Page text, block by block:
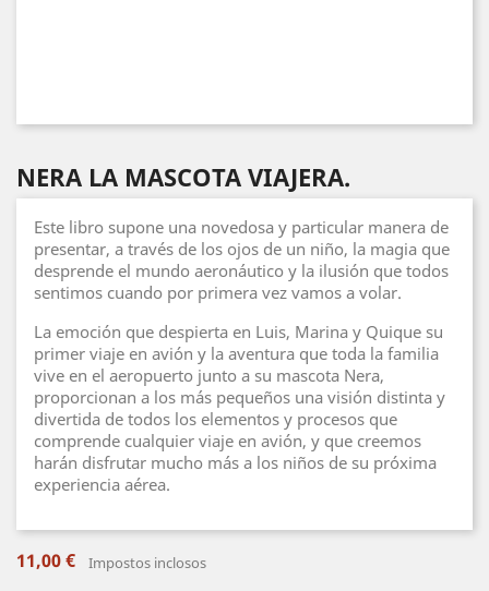
NERA LA MASCOTA VIAJERA.
Este libro supone una novedosa y particular manera de
presentar, a través de los ojos de un niño, la magia que
desprende el mundo aeronáutico y la ilusión que todos
sentimos cuando por primera vez vamos a volar.
La emoción que despierta en Luis, Marina y Quique su
primer viaje en avión y la aventura que toda la familia
vive en el aeropuerto junto a su mascota Nera,
proporcionan a los más pequeños una visión distinta y
divertida de todos los elementos y procesos que
comprende cualquier viaje en avión, y que creemos
harán disfrutar mucho más a los niños de su próxima
experiencia aérea.
11,00 € Impostos inclosos